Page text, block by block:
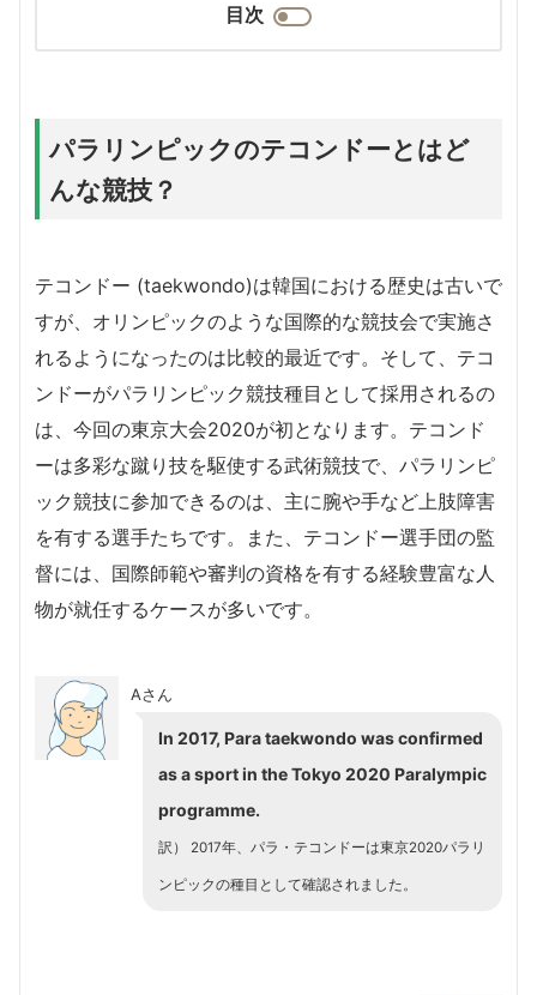
目次
パラリンピックのテコンドーとはど
んな競技？
テコンドー (taekwondo)は韓国における歴史は古いで
すが、オリンピックのような国際的な競技会で実施さ
れるようになったのは比較的最近です。そして、テコ
ンドーがパラリンピック競技種目として採用されるの
は、今回の東京大会2020が初となります。テコンド
ーは多彩な蹴り技を駆使する武術競技で、パラリンピ
ック競技に参加できるのは、主に腕や手など上肢障害
を有する選手たちです。また、テコンドー選手団の監
督には、国際師範や審判の資格を有する経験豊富な人
物が就任するケースが多いです。
Aさん
In 2017, Para taekwondo was confirmed
as a sport in the Tokyo 2020 Paralympic
programme.
訳） 2017年、パラ・テコンドーは東京2020パラリ
ンピックの種目として確認されました。